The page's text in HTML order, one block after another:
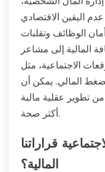
اليقين الاقتصادي
الوظائف وتقلبات
المالية إلى مشاعر
الاجتماعية، مثل
المالي. يمكن أن
تطوير عقلية مالية
أكثر صحة.
قراراتنا
المالية؟